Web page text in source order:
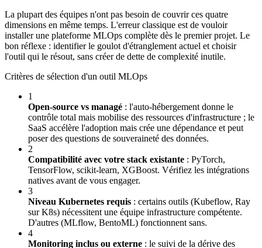
La plupart des équipes n'ont pas besoin de couvrir ces quatre
dimensions en même temps. L'erreur classique est de vouloir
installer une plateforme MLOps complète dès le premier projet. Le
bon réflexe : identifier le goulot d'étranglement actuel et choisir
l'outil qui le résout, sans créer de dette de complexité inutile.
Critères de sélection d'un outil MLOps
1
Open-source vs managé : l'auto-hébergement donne le
contrôle total mais mobilise des ressources d'infrastructure ; le
SaaS accélère l'adoption mais crée une dépendance et peut
poser des questions de souveraineté des données.
2
Compatibilité avec votre stack existante : PyTorch,
TensorFlow, scikit-learn, XGBoost. Vérifiez les intégrations
natives avant de vous engager.
3
Niveau Kubernetes requis : certains outils (Kubeflow, Ray
sur K8s) nécessitent une équipe infrastructure compétente.
D'autres (MLflow, BentoML) fonctionnent sans.
4
Monitoring inclus ou externe : le suivi de la dérive des